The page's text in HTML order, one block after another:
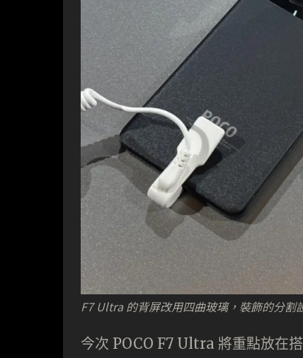
F7 Ultra 的背屏改用四曲玻璃，裝飾的分割
今次 POCO F7 Ultra 將重點放在